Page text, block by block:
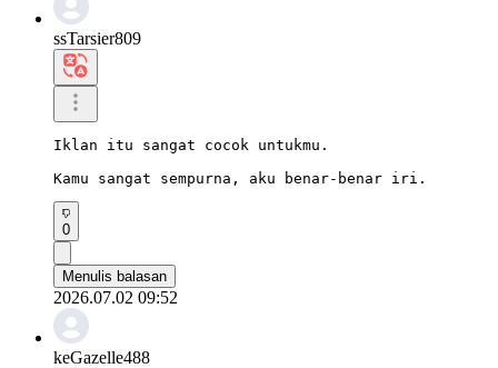
ssTarsier809
Iklan itu sangat cocok untukmu.
Kamu sangat sempurna, aku benar-benar iri.
0
Menulis balasan
2026.07.02 09:52
keGazelle488